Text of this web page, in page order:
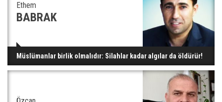
Ethem
BABRAK
Müslümanlar birlik olmalıdır: Silahlar kadar algılar da öldürür!